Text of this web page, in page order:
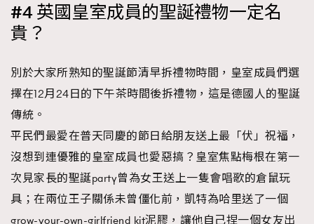
#4 英國皇室成員的聖誕禮物一定名
貴？
別於大家所熟知的聖誕節清早拆禮物時間，皇室成員們選
擇在12月24日的下午茶時間後拆禮物，這是德國人的聖誕
傳統。
平民們最愛在普天同慶的節日給朋友送上最「伏」祝福，
沒想到連優雅的皇室成員也愛惡搞？皇室焦點梅根在第一
次見家長的聖誕party曾為女王送上一隻會唱歌的倉鼠玩
具；在兩位王子關係未曾僵化前，凱特為哈里送了一個
grow-your-own-girlfriend kit泥膠，讓他自己捏一個女友出